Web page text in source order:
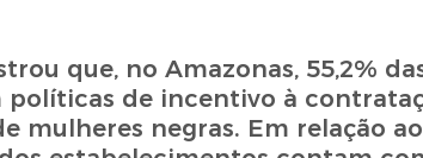
que, no Amazonas, 55,2%
políticas de incentivo à
mulheres negras. Em relação